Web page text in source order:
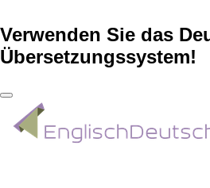
Verwenden Sie das
Übersetzungssystem!